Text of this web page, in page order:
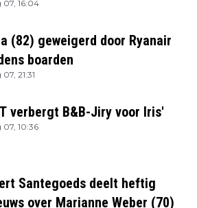
07, 16:04
(82) geweigerd door Ryanair
boarden
21:31
verbergt B&B-Jiry voor Iris'
07, 10:36
Santegoeds deelt heftig
over Marianne Weber (70)